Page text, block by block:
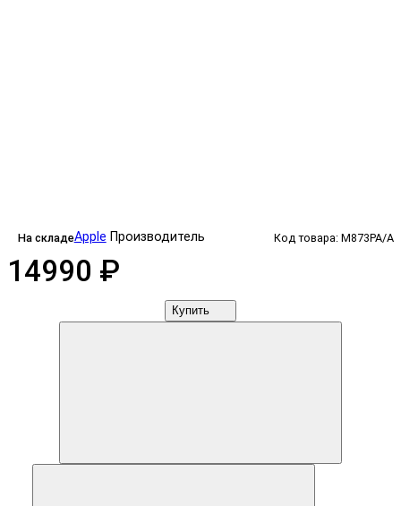
На складе Код товара: M873PA/A
Apple Производитель
14990 ₽
Купить